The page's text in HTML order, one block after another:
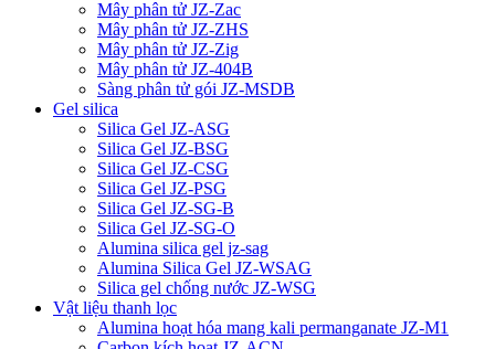
Mây phân tử JZ-Zac
Mây phân tử JZ-ZHS
Mây phân tử JZ-Zig
Mây phân tử JZ-404B
Sàng phân tử gói JZ-MSDB
Gel silica
Silica Gel JZ-ASG
Silica Gel JZ-BSG
Silica Gel JZ-CSG
Silica Gel JZ-PSG
Silica Gel JZ-SG-B
Silica Gel JZ-SG-O
Alumina silica gel jz-sag
Alumina Silica Gel JZ-WSAG
Silica gel chống nước JZ-WSG
Vật liệu thanh lọc
Alumina hoạt hóa mang kali permanganate JZ-M1